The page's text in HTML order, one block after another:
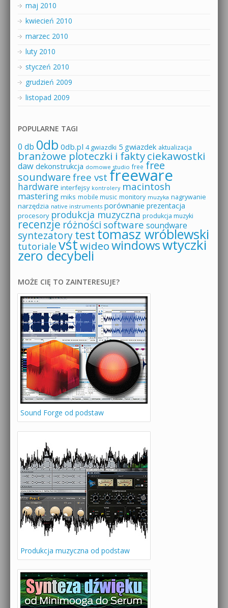
maj 2010
kwiecień 2010
marzec 2010
luty 2010
styczeń 2010
grudzień 2009
listopad 2009
POPULARNE TAGI
0 db 0db 0db.pl 4 gwiazdki 5 gwiazdek aktualizacja
branżowe ploteczki i faktyciekawostki
daw dekonstrukcja domowe studio free free
soundware free vst freeware
hardware interfejsy kontrolery macintosh
mastering miks mobile music monitory muzyka nagrywanie
narzędzia native instruments porównanie prezentacja
procesory produkcja muzyczna produkcja muzyki
recenzje różności software soundware
syntezatorytesttomasz wróblewski
tutoriale vstwideowindowswtyczki
zero decybeli
MOŻE CIĘ TO ZAINTERESUJE?
Sound Forge od podstaw
Produkcja muzyczna od podstaw